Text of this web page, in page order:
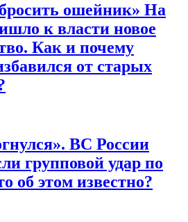
ошейник» На
к власти новое
Как и почему
от старых
ВС России
групповой удар по
об этом известно?